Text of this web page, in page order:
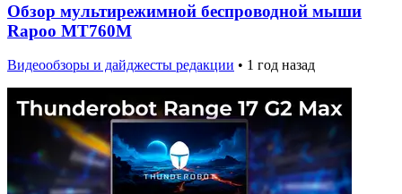
Обзор мультирежимной беспроводной мыши
Rapoo MT760M
Видеообзоры и дайджесты редакции • 1 год назад